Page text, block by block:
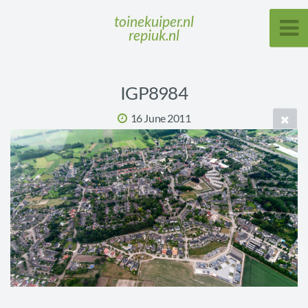
toinekuiper.nl
repiuk.nl
IGP8984
16 June 2011